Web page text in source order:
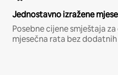
Jednostavno izražene
Posebne cijene smještaja
mjesečna rata bez